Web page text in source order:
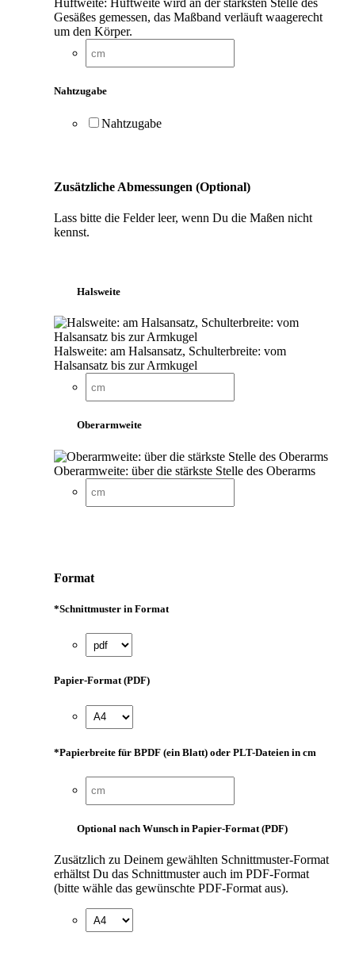
Hüftweite: Hüftweite wird an der stärksten Stelle des
Gesäßes gemessen, das Maßband verläuft waagerecht
um den Körper.
Nahtzugabe
Nahtzugabe
Zusätzliche Abmessungen (Optional)
Lass bitte die Felder leer, wenn Du die Maßen nicht
kennst.
Halsweite
Halsweite: am Halsansatz, Schulterbreite: vom
Halsansatz bis zur Armkugel
Oberarmweite
Oberarmweite: über die stärkste Stelle des Oberarms
Format
*Schnittmuster in Format
Papier-Format (PDF)
*Papierbreite für BPDF (ein Blatt) oder PLT-Dateien in cm
Optional nach Wunsch in Papier-Format (PDF)
Zusätzlich zu Deinem gewählten Schnittmuster-Format
erhältst Du das Schnittmuster auch im PDF-Format
(bitte wähle das gewünschte PDF-Format aus).